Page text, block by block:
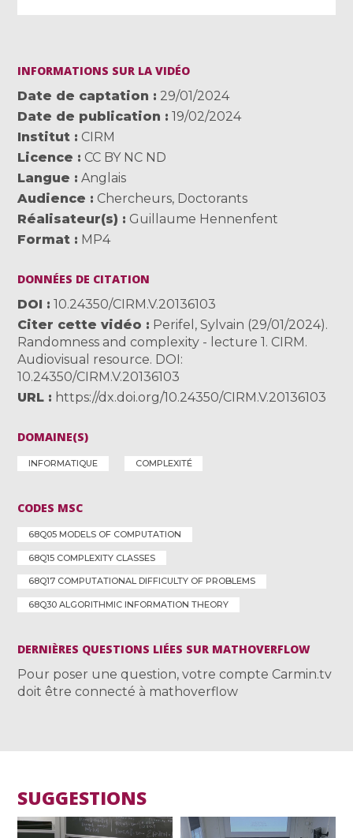
INFORMATIONS SUR LA VIDÉO
Date de captation
29/01/2024
Date de publication
19/02/2024
Institut
CIRM
Licence
CC BY NC ND
Langue
Anglais
Audience
Chercheurs, Doctorants
Réalisateur(s)
Guillaume Hennenfent
Format
MP4
DONNÉES DE CITATION
DOI
10.24350/CIRM.V.20136103
Citer cette vidéo
Perifel, Sylvain (29/01/2024).
Randomness and complexity - lecture 1. CIRM.
Audiovisual resource. DOI:
10.24350/CIRM.V.20136103
URL
https://dx.doi.org/10.24350/CIRM.V.20136103
DOMAINE(S)
INFORMATIQUE COMPLEXITÉ
CODES MSC
68Q05 MODELS OF COMPUTATION
68Q15 COMPLEXITY CLASSES
68Q17 COMPUTATIONAL DIFFICULTY OF PROBLEMS
68Q30 ALGORITHMIC INFORMATION THEORY
DERNIÈRES QUESTIONS LIÉES SUR MATHOVERFLOW
Pour poser une question, votre compte Carmin.tv
doit être connecté à mathoverflow
SUGGESTIONS